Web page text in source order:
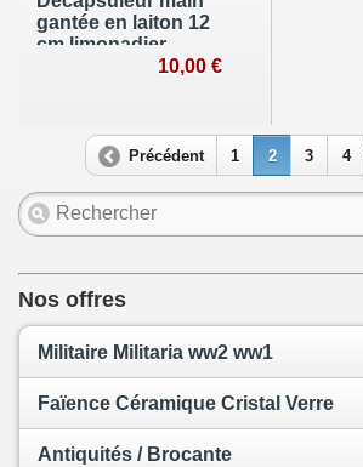
gantée en laiton 12
cm limonadier
10,00 €
Précédent 1 2 3 4
Nos offres
Militaire Militaria ww2 ww1
Faïence Céramique Cristal Verre
Antiquités / Brocante